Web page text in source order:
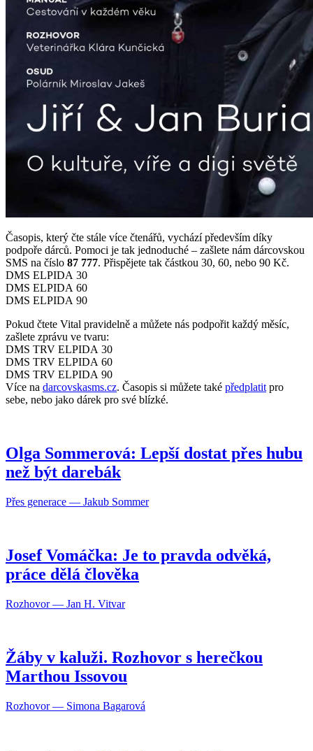
Časopis, který čte stále více čtenářů, vychází především díky
podpoře dárců. Pomoci je tak jednoduché – zašlete nám dárcovskou
SMS na číslo 87 777. Přispějete tak částkou 30, 60, nebo 90 Kč.
DMS ELPIDA 30
DMS ELPIDA 60
DMS ELPIDA 90
Pokud čtete Vital pravidelně a můžete nás podpořit každý měsíc,
zašlete zprávu ve tvaru:
DMS TRV ELPIDA 30
DMS TRV ELPIDA 60
DMS TRV ELPIDA 90
Více na darcovskasms.cz. Časopis si můžete také předplatit pro
sebe, nebo jako dárek pro své blízké.
Olga Sommerová: Lepší dostat přes hubu
než být darebák
Přes generace — Jakub Sommer
Josef Vomáčka: Je to pravda odvěká,
práce dělá člověka
Rozhovor — Jan H. Vitvar
Žáby v kaluži. Rozhovor s herečkou
Marthou Issovou
Rozhovor — Simona Bagarová